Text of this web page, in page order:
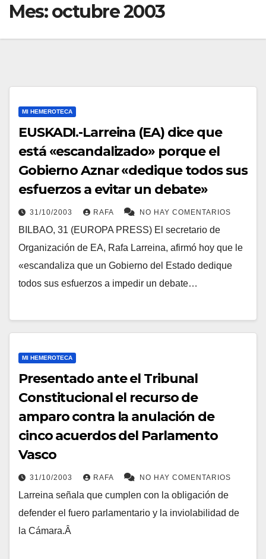
Mes:octubre 2003
MI HEMEROTECA
EUSKADI.-Larreina (EA) dice que
está «escandalizado» porque el
Gobierno Aznar «dedique todos sus
esfuerzos a evitar un debate»
31/10/2003 RAFA NO HAY COMENTARIOS
BILBAO, 31 (EUROPA PRESS) El secretario de
Organización de EA, Rafa Larreina, afirmó hoy que le
«escandaliza que un Gobierno del Estado dedique
todos sus esfuerzos a impedir un debate…
MI HEMEROTECA
Presentado ante el Tribunal
Constitucional el recurso de
amparo contra la anulación de
cinco acuerdos del Parlamento
Vasco
31/10/2003 RAFA NO HAY COMENTARIOS
Larreina señala que cumplen con la obligación de
defender el fuero parlamentario y la inviolabilidad de
la Cámara.Â